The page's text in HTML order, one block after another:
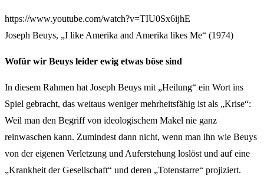
https://www.youtube.com/watch?v=TIU0Sx6ijhE
Joseph Beuys, „I like Amerika and Amerika likes Me“ (1974)
Wofür wir Beuys leider ewig etwas böse sind
In diesem Rahmen hat Joseph Beuys mit „Heilung“ ein Wort ins
Spiel gebracht, das weitaus weniger mehrheitsfähig ist als „Krise“:
Weil man den Begriff von ideologischem Makel nie ganz
reinwaschen kann. Zumindest dann nicht, wenn man ihn wie Beuys
von der eigenen Verletzung und Auferstehung loslöst und auf eine
„Krankheit der Gesellschaft“ und deren „Totenstarre“ projiziert.